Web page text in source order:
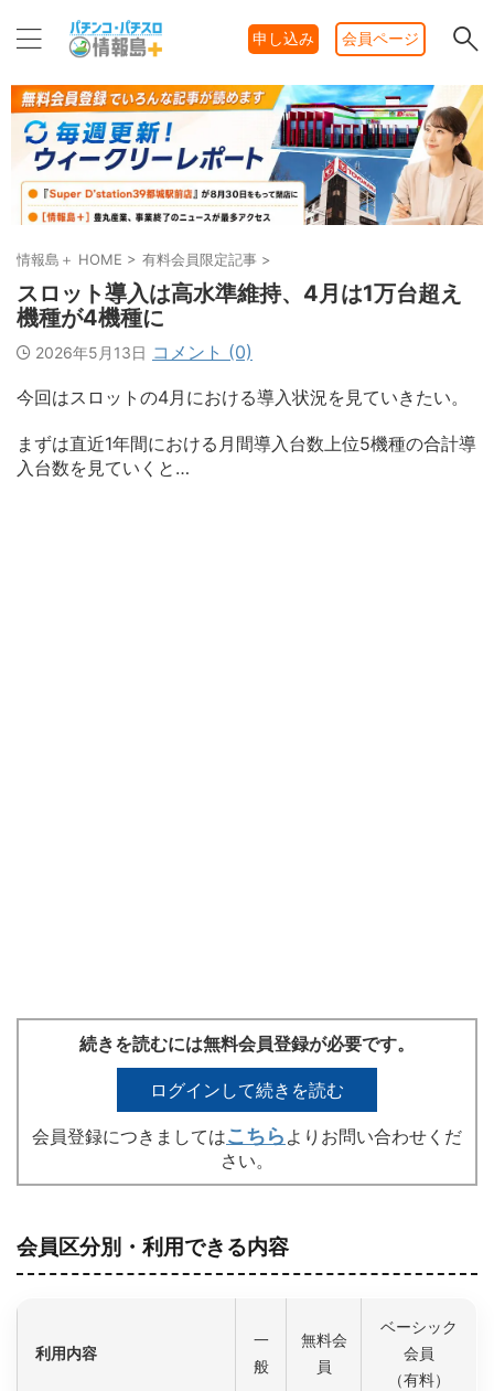
申し込み 会員ページ
情報島＋ HOME > 有料会員限定記事 >
スロット導入は高水準維持、4月は1万台超え
機種が4機種に
2026年5月13日 コメント (0)
今回はスロットの4月における導入状況を見ていきたい。
まずは直近1年間における月間導入台数上位5機種の合計導
入台数を見ていくと…
続きを読むには無料会員登録が必要です。
ログインして続きを読む
会員登録につきましてはこちら よりお問い合わせくだ
さい。
会員区分別・利用できる内容
利用内容
一
般
無料会
員
ベーシック
会員
（有料）